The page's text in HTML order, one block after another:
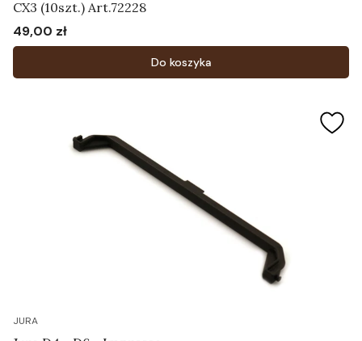
CX3 (10szt.) Art.72228
Cena
49,00 zł
Do koszyka
JURA